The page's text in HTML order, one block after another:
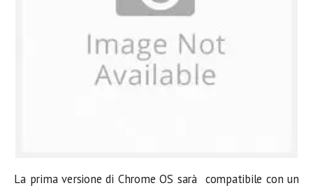
La prima versione di Chrome OS sarà compatibile con un